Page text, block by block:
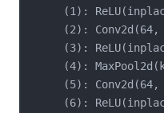
(1):
(2):
(3):
(4):
(5):
(6):